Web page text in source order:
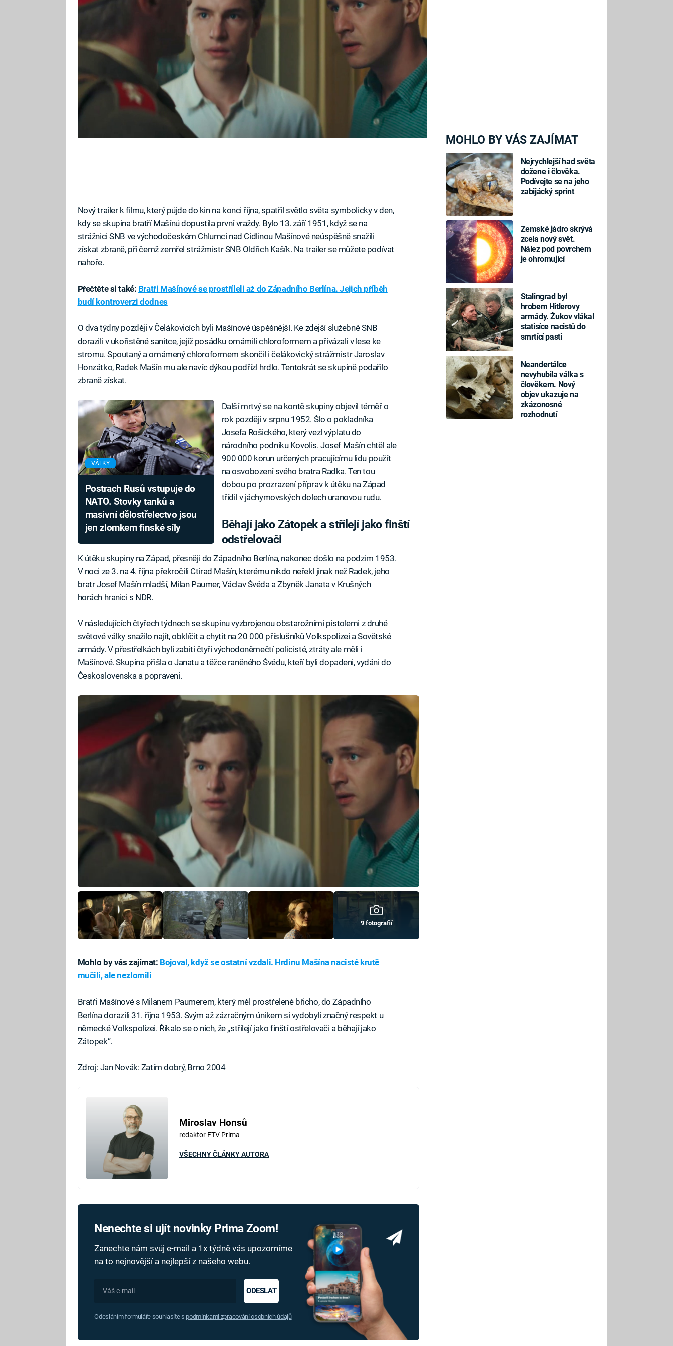
MOHLO BY VÁS ZAJÍMAT
Nejrychlejší had světa
dožene i člověka.
Podívejte se na jeho
zabijácký sprint
Zemské jádro skrývá
zcela nový svět.
Nález pod povrchem
je ohromující
Stalingrad byl
hrobem Hitlerovy
armády. Žukov vlákal
statisíce nacistů do
smrtící pasti
Neandertálce
nevyhubila válka s
člověkem. Nový
objev ukazuje na
zkázonosné
rozhodnutí
kontroverzi vyvolávají vraždy, kterých se Mašínové v komunistickém
Československu dopustili.
Nový trailer k filmu, který půjde do kin na konci října, spatřil světlo světa symbolicky v den,
kdy se skupina bratří Mašínů dopustila první vraždy. Bylo 13. září 1951, když se na
strážnici SNB ve východočeském Chlumci nad Cidlinou Mašínové neúspěšně snažili
získat zbraně, při čemž zemřel strážmistr SNB Oldřich Kašík. Na trailer se můžete podívat
nahoře.
Přečtěte si také: Bratři Mašínové se prostříleli až do Západního Berlína. Jejich příběh
budí kontroverzi dodnes
O dva týdny později v Čelákovicích byli Mašínové úspěšnější. Ke zdejší služebně SNB
dorazili v ukořistěné sanitce, jejíž posádku omámili chloroformem a přivázali v lese ke
stromu. Spoutaný a omámený chloroformem skončil i čelákovický strážmistr Jaroslav
Honzátko, Radek Mašín mu ale navíc dýkou podřízl hrdlo. Tentokrát se skupině podařilo
zbraně získat.
VÁLKY
Postrach Rusů vstupuje do
NATO. Stovky tanků a
masivní dělostřelectvo jsou
jen zlomkem finské síly
Další mrtvý se na kontě skupiny objevil téměř o
rok později v srpnu 1952. Šlo o pokladníka
Josefa Rošického, který vezl výplatu do
národního podniku Kovolis. Josef Mašín chtěl ale
900 000 korun určených pracujícímu lidu použít
na osvobození svého bratra Radka. Ten tou
dobou po prozrazení příprav k útěku na Západ
třídil v jáchymovských dolech uranovou rudu.
Běhají jako Zátopek a střílejí jako finští
odstřelovači
K útěku skupiny na Západ, přesněji do Západního Berlína, nakonec došlo na podzim 1953.
V noci ze 3. na 4. října překročili Ctirad Mašín, kterému nikdo neřekl jinak než Radek, jeho
bratr Josef Mašín mladší, Milan Paumer, Václav Švéda a Zbyněk Janata v Krušných
horách hranici s NDR.
V následujících čtyřech týdnech se skupinu vyzbrojenou obstarožními pistolemi z druhé
světové války snažilo najít, obklíčit a chytit na 20 000 příslušníků Volkspolizei a Sovětské
armády. V přestřelkách byli zabiti čtyři východoněmečtí policisté, ztráty ale měli i
Mašínové. Skupina přišla o Janatu a těžce raněného Švédu, kteří byli dopadeni, vydáni do
Československa a popraveni.
9 fotografií
Mohlo by vás zajímat: Bojoval, když se ostatní vzdali. Hrdinu Mašína nacisté krutě
mučili, ale nezlomili
Bratři Mašínové s Milanem Paumerem, který měl prostřelené břicho, do Západního
Berlína dorazili 31. října 1953. Svým až zázračným únikem si vydobyli značný respekt u
německé Volkspolizei. Říkalo se o nich, že „střílejí jako finští ostřelovači a běhají jako
Zátopek“.
Zdroj: Jan Novák: Zatím dobrý, Brno 2004
Miroslav Honsů
redaktor FTV Prima
VŠECHNY ČLÁNKY AUTORA
Nenechte si ujít novinky Prima Zoom!
Zanechte nám svůj e-mail a 1x týdně vás upozorníme
na to nejnovější a nejlepší z našeho webu.
ODESLAT
Odesláním formuláře souhlasíte s podmínkami zpracování osobních údajů